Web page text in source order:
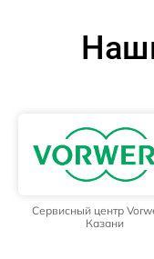
Сервисный центр
Казани